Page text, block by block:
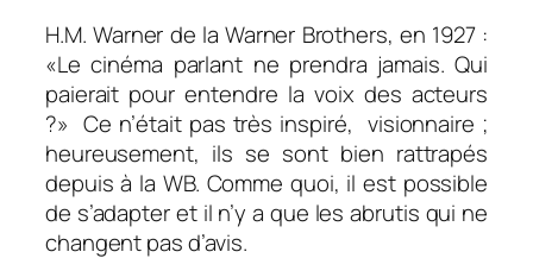
H.M. Warner de la Warner Brothers, en 1927 :
«Le cinéma parlant ne prendra jamais. Qui
paierait pour entendre la voix des acteurs
?» Ce n’était pas très inspiré, visionnaire ;
heureusement, ils se sont bien rattrapés
depuis à la WB. Comme quoi, il est possible
de s’adapter et il n’y a que les abrutis qui ne
changent pas d’avis.